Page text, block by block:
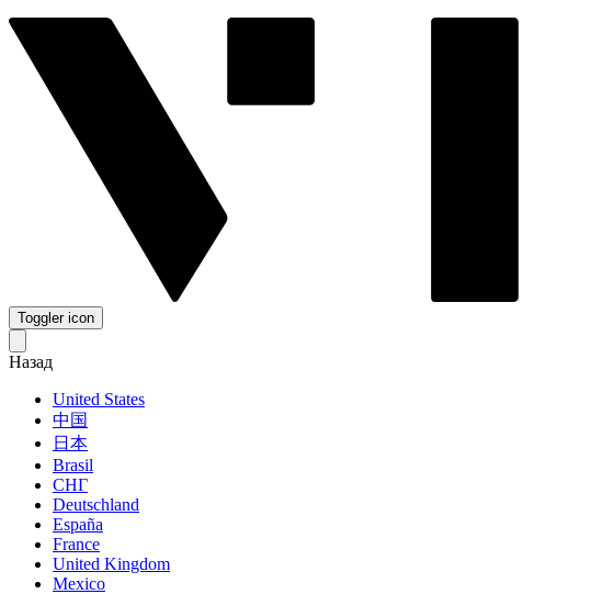
Toggler icon
Назад
United States
中国
日本
Brasil
СНГ
Deutschland
España
France
United Kingdom
Mexico